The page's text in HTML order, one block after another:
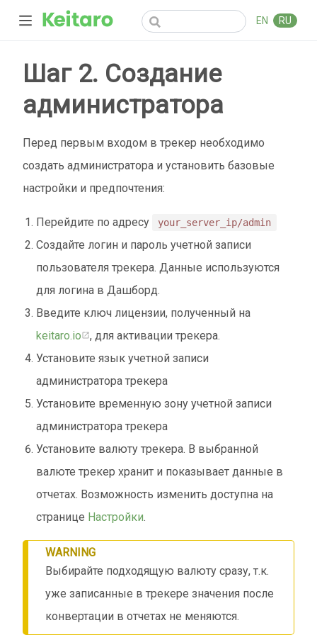
EN RU
Шаг 2. Создание
администратора
Перед первым входом в трекер необходимо
создать администратора и установить базовые
настройки и предпочтения:
Перейдите по адресу your_server_ip/admin
Создайте логин и пароль учетной записи
пользователя трекера. Данные используются
для логина в Дашборд.
Введите ключ лицензии, полученный на
keitaro.io
, для активации трекера.
Установите язык учетной записи
администратора трекера
Установите временную зону учетной записи
администратора трекера
Установите валюту трекера. В выбранной
валюте трекер хранит и показывает данные в
отчетах. Возможность изменить доступна на
странице Настройки.
WARNING
Выбирайте подходящую валюту сразу, т.к.
уже записанные в трекере значения после
конвертации в отчетах не меняются.